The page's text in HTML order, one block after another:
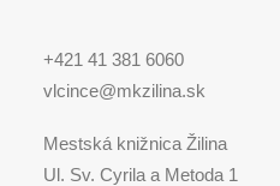
+421 41 381 6060
vlcince@mkzilina.sk
Mestská knižnica Žilina
Ul. Sv. Cyrila a Metoda 1